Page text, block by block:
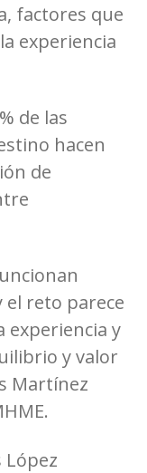
factores que
experiencia
de las
hacen
de
el reto parece
experiencia y
y valor
Martínez
López